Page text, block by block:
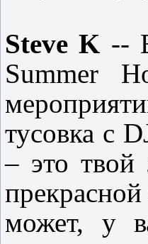
Steve K --
Summer
тусовка с
– это твой
может, у